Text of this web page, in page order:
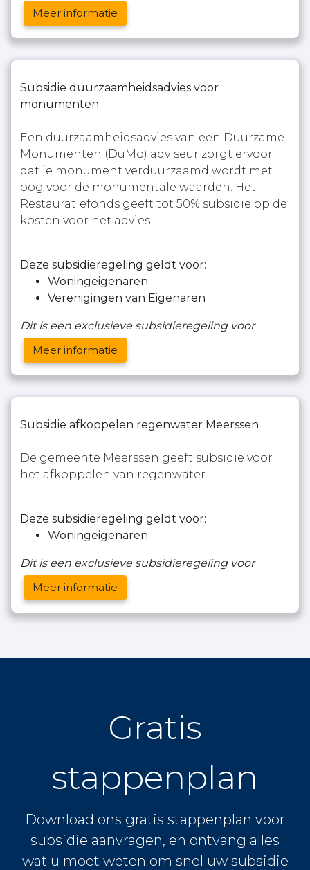
Meer informatie
Subsidie duurzaamheidsadvies voor
monumenten
Een duurzaamheidsadvies van een Duurzame
Monumenten (DuMo) adviseur zorgt ervoor
dat je monument verduurzaamd wordt met
oog voor de monumentale waarden. Het
Restauratiefonds geeft tot 50% subsidie op de
kosten voor het advies.
Deze subsidieregeling geldt voor:
Woningeigenaren
Verenigingen van Eigenaren
Dit is een exclusieve subsidieregeling voor
Meer informatie
Subsidie afkoppelen regenwater Meerssen
De gemeente Meerssen geeft subsidie voor
het afkoppelen van regenwater.
Deze subsidieregeling geldt voor:
Woningeigenaren
Dit is een exclusieve subsidieregeling voor
Meer informatie
Gratis
stappenplan
Download ons gratis stappenplan voor
subsidie aanvragen, en ontvang alles
wat u moet weten om snel uw subsidie